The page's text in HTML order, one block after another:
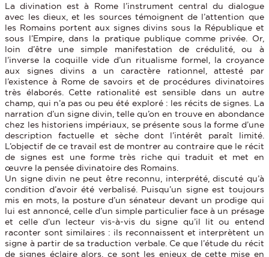
La divination est à Rome l’instrument central du dialogue
avec les dieux, et les sources témoignent de l’attention que
les Romains portent aux signes divins sous la République et
sous l’Empire, dans la pratique publique comme privée. Or,
loin d’être une simple manifestation de crédulité, ou à
l’inverse la coquille vide d’un ritualisme formel, la croyance
aux signes divins a un caractère rationnel, attesté par
l’existence à Rome de savoirs et de procédures divinatoires
très élaborés. Cette rationalité est sensible dans un autre
champ, qui n’a pas ou peu été exploré : les récits de signes. La
narration d’un signe divin, telle qu’on en trouve en abondance
chez les historiens impériaux, se présente sous la forme d’une
description factuelle et sèche dont l’intérêt paraît limité.
L’objectif de ce travail est de montrer au contraire que le récit
de signes est une forme très riche qui traduit et met en
œuvre la pensée divinatoire des Romains.
Un signe divin ne peut être reconnu, interprété, discuté qu’à
condition d’avoir été verbalisé. Puisqu’un signe est toujours
mis en mots, la posture d’un sénateur devant un prodige qui
lui est annoncé, celle d’un simple particulier face à un présage
et celle d’un lecteur vis-à-vis du signe qu’il lit ou entend
raconter sont similaires : ils reconnaissent et interprètent un
signe à partir de sa traduction verbale. Ce que l’étude du récit
de signes éclaire alors, ce sont les enjeux de cette mise en